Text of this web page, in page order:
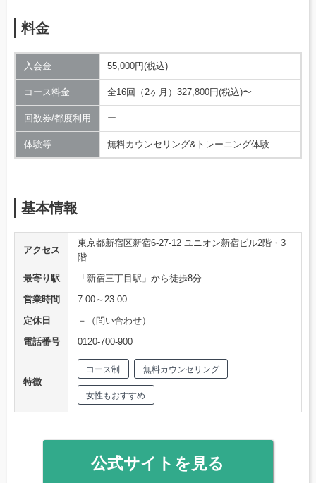
料金
入会金 55,000円(税込)
コース料金 全16回（2ヶ月）327,800円(税込)〜
回数券/都度利用 ー
体験等 無料カウンセリング&トレーニング体験
基本情報
アクセス
東京都新宿区新宿6-27-12 ユニオン新宿ビル2階・3
階
最寄り駅
「新宿三丁目駅」から徒歩8分
営業時間
7:00～23:00
定休日
－（問い合わせ）
電話番号
0120-700-900
特徴
コース制 無料カウンセリング
女性もおすすめ
公式サイトを見る